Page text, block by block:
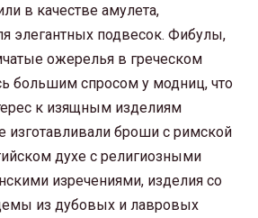
в качестве амулета,
элегантных подвесок. Фибулы,
ожерелья в греческом
большим спросом у модниц, что
к изящным изделиям
изготавливали броши с римской
духе с религиозными
изречениями, изделия со
из дубовых и лавровых